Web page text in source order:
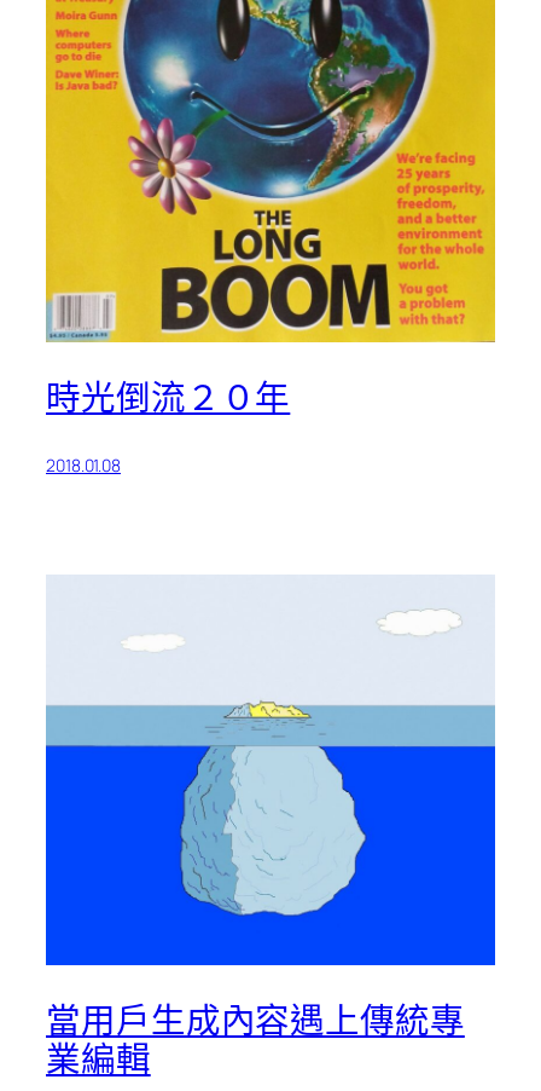
時光倒流２０年
2018.01.08
當用戶生成內容遇上傳統專
業編輯